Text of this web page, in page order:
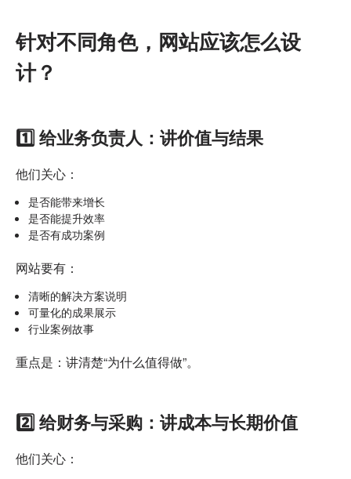
针对不同角色，网站应该怎么设
计？
1️⃣ 给业务负责人：讲价值与结果
他们关心：
是否能带来增长
是否能提升效率
是否有成功案例
网站要有：
清晰的解决方案说明
可量化的成果展示
行业案例故事
重点是：讲清楚“为什么值得做”。
2️⃣ 给财务与采购：讲成本与长期价值
他们关心：